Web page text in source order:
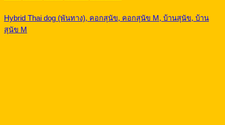
Hybrid Thai dog (พันทาง), คอกสุนัข, คอกสุนัข M, บ้านสุนัข, บ้าน
สุนัข M